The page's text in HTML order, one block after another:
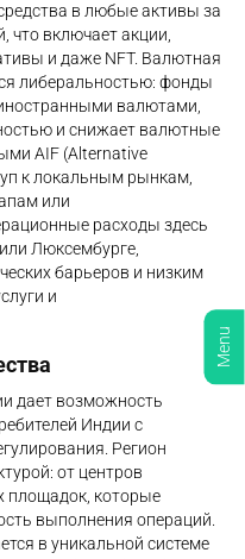
в любые активы за
что включает акции,
и даже NFT. Валютная
либеральностью: фонды
валютами,
и снижает валютные
AIF (Alternative
к локальным рынкам,
или
расходы здесь
Люксембурге,
барьеров и низким
и
дает возможность
Индии с
Регион
от центров
площадок, которые
выполнения операций.
в уникальной системе
Menu